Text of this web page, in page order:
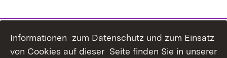
Informationen zum Datenschutz und zum Einsatz
von Cookies auf dieser Seite finden Sie in unserer